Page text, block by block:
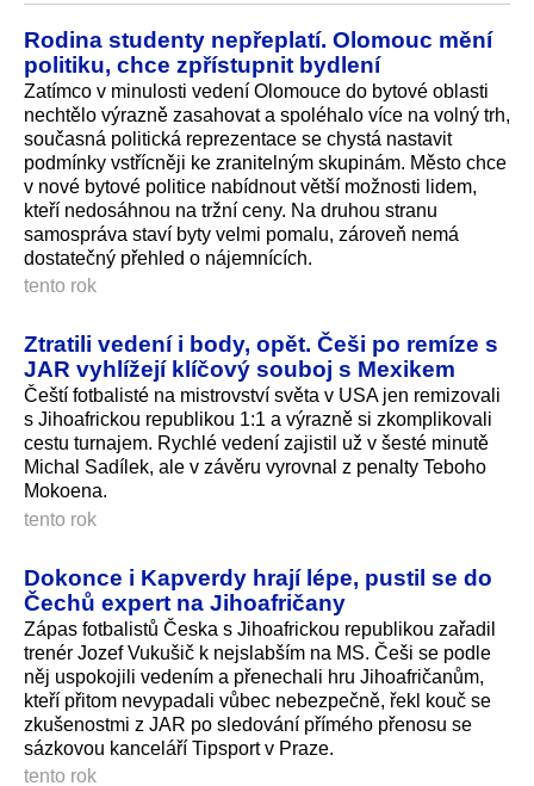
Rodina studenty nepřeplatí. Olomouc mění
politiku, chce zpřístupnit bydlení
Zatímco v minulosti vedení Olomouce do bytové oblasti
nechtělo výrazně zasahovat a spoléhalo více na volný trh,
současná politická reprezentace se chystá nastavit
podmínky vstřícněji ke zranitelným skupinám. Město chce
v nové bytové politice nabídnout větší možnosti lidem,
kteří nedosáhnou na tržní ceny. Na druhou stranu
samospráva staví byty velmi pomalu, zároveň nemá
dostatečný přehled o nájemnících.
tento rok
Ztratili vedení i body, opět. Češi po remíze s
JAR vyhlížejí klíčový souboj s Mexikem
Čeští fotbalisté na mistrovství světa v USA jen remizovali
s Jihoafrickou republikou 1:1 a výrazně si zkomplikovali
cestu turnajem. Rychlé vedení zajistil už v šesté minutě
Michal Sadílek, ale v závěru vyrovnal z penalty Teboho
Mokoena.
tento rok
Dokonce i Kapverdy hrají lépe, pustil se do
Čechů expert na Jihoafričany
Zápas fotbalistů Česka s Jihoafrickou republikou zařadil
trenér Jozef Vukušič k nejslabším na MS. Češi se podle
něj uspokojili vedením a přenechali hru Jihoafričanům,
kteří přitom nevypadali vůbec nebezpečně, řekl kouč se
zkušenostmi z JAR po sledování přímého přenosu se
sázkovou kanceláří Tipsport v Praze.
tento rok